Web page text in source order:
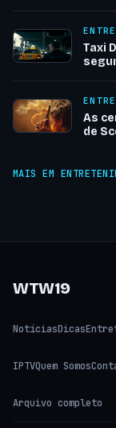
Taxi
As
de
MAIS EM
WTW19
NotíciasDicas
IPTVQuem Somos
Arquivo completo